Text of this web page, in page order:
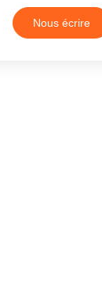
Nous écrire